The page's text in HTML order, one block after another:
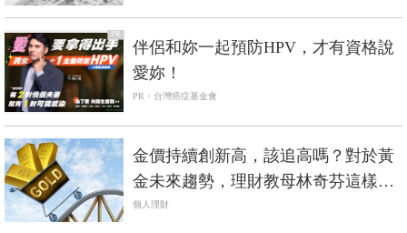
PR
伴侶和妳一起預防HPV，才有資格說
愛妳！
PR・台灣癌症基金會
金價持續創新高，該追高嗎？對於黃
金未來趨勢，理財教母林奇芬這樣
說...
個人理財